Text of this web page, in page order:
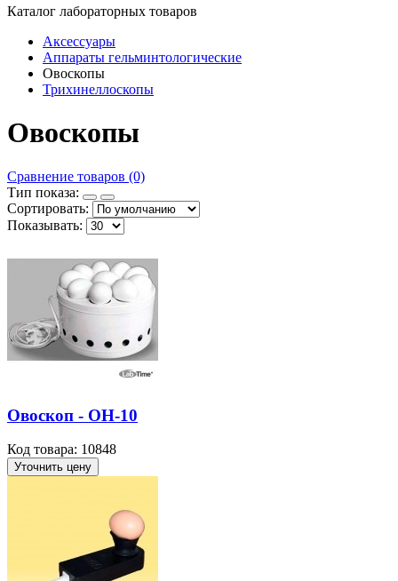
Каталог лабораторных товаров
Аксессуары
Аппараты гельминтологические
Овоскопы
Трихинеллоскопы
Овоскопы
Сравнение товаров (0)
Тип показа:
Сортировать:
Показывать:
Овоскоп - ОН-10
Код товара: 10848
Уточнить цену